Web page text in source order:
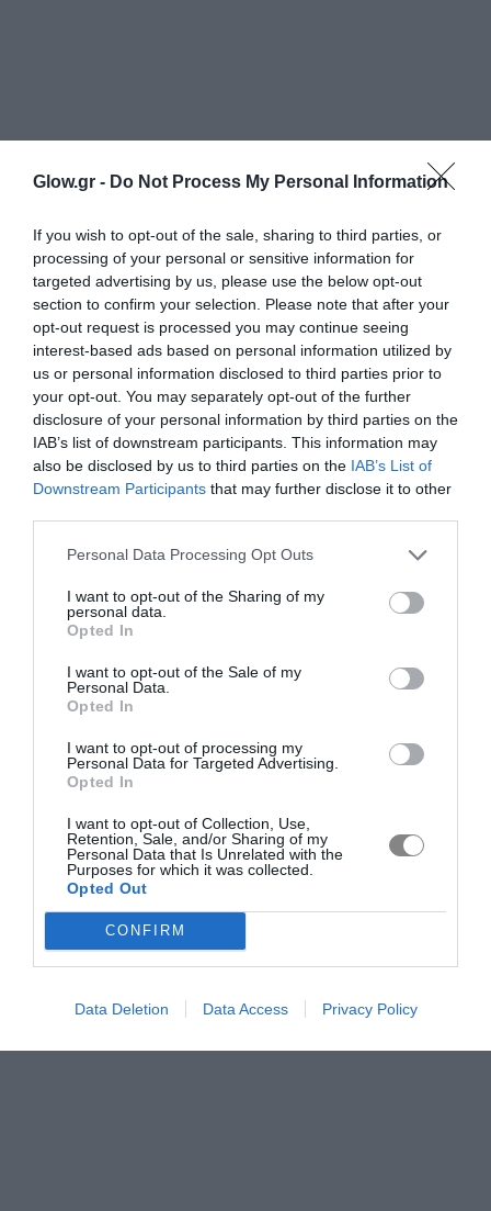
Glow.gr - Do Not Process My Personal Information
If you wish to opt-out of the sale, sharing to third parties, or
processing of your personal or sensitive information for
targeted advertising by us, please use the below opt-out
section to confirm your selection. Please note that after your
opt-out request is processed you may continue seeing
interest-based ads based on personal information utilized by
us or personal information disclosed to third parties prior to
your opt-out. You may separately opt-out of the further
disclosure of your personal information by third parties on the
IAB’s list of downstream participants. This information may
also be disclosed by us to third parties on the IAB’s List of
Downstream Participants that may further disclose it to other
Personal Data Processing Opt Outs
I want to opt-out of the Sharing of my
personal data.
Opted In
I want to opt-out of the Sale of my
Personal Data.
Opted In
I want to opt-out of processing my
Personal Data for Targeted Advertising.
Opted In
I want to opt-out of Collection, Use,
Retention, Sale, and/or Sharing of my
Personal Data that Is Unrelated with the
Purposes for which it was collected.
Opted Out
CONFIRM
Data Deletion Data Access Privacy Policy